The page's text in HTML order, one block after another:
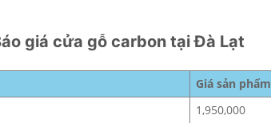
giá cửa gỗ carbon tại Đà Lạt
Giá sản phẩm
1,950,000